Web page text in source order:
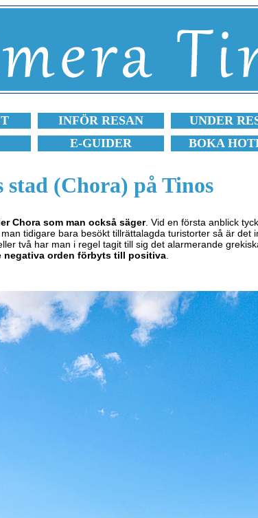
INFÖR RESAN UNDER
E-GUIDER BOKA
stad (Chora) på Tinos
Chora som man också säger. Vid en första anblick
man tidigare bara besökt tillrättalagda turistorter så är det
två har man i regel tagit till sig det alarmerande
negativa orden förbyts till positiva